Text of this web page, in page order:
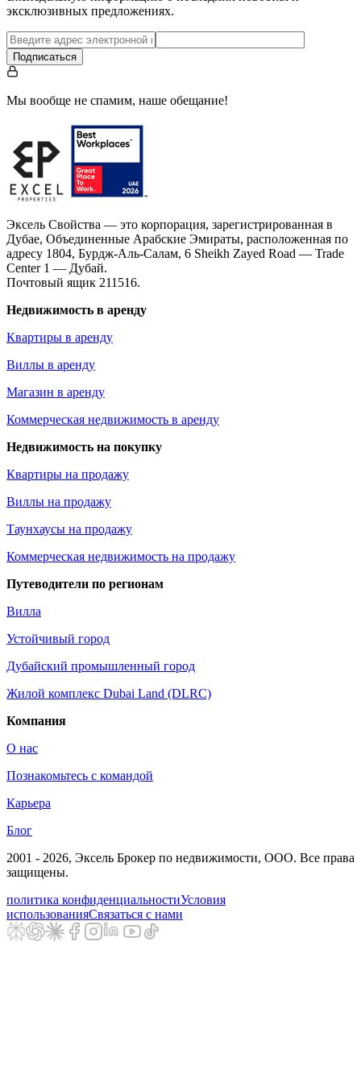
эксклюзивных предложениях.
Подписаться
Мы вообще не спамим, наше обещание!
Эксель Свойства — это корпорация, зарегистрированная в
Дубае, Объединенные Арабские Эмираты, расположенная по
адресу 1804, Бурдж-Аль-Салам, 6 Sheikh Zayed Road — Trade
Center 1 — Дубай.
Почтовый ящик 211516.
Недвижимость в аренду
Квартиры в аренду
Виллы в аренду
Магазин в аренду
Коммерческая недвижимость в аренду
Недвижимость на покупку
Квартиры на продажу
Виллы на продажу
Таунхаусы на продажу
Коммерческая недвижимость на продажу
Путеводители по регионам
Вилла
Устойчивый город
Дубайский промышленный город
Жилой комплекс Dubai Land (DLRC)
Компания
О нас
Познакомьтесь с командой
Карьера
Блог
2001 - 2026, Эксель Брокер по недвижимости, ООО. Все права
защищены.
политика конфиденциальностиУсловия
использованияСвязаться с нами